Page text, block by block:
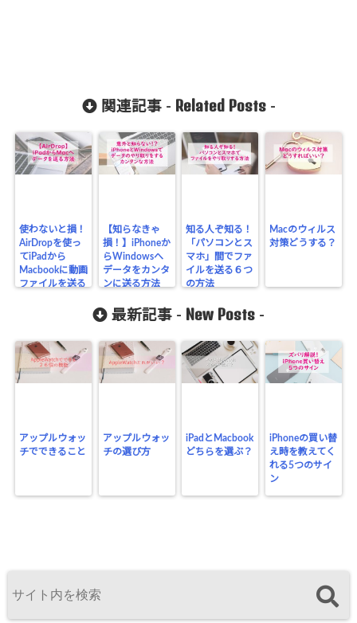
関連記事 - Related Posts-
使わないと損！
AirDropを使っ
てiPadから
Macbookに動画
ファイルを送る
【知らなきゃ
損！】iPhoneか
らWindowsへ
データをカンタ
ンに送る方法
知る人ぞ知る！
「パソコンとス
マホ」間でファ
イルを送る６つ
の方法
Macのウィルス
対策どうする？
最新記事 - New Posts -
アップルウォッ
チでできること
アップルウォッ
チの選び方
iPadとMacbook
どちらを選ぶ？
iPhoneの買い替
え時を教えてく
れる5つのサイ
ン